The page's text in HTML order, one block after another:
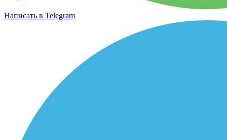
Написать в Telegram